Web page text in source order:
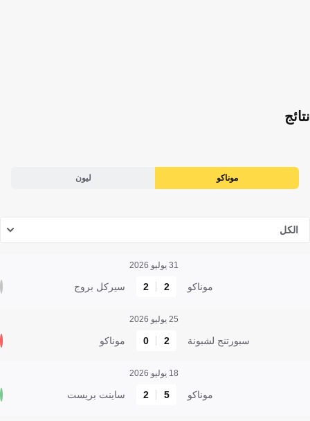
نتائج
موناكو ليون
الكل
31 يوليو 2026
موناكو 2
2 سيركل بروج
25 يوليو 2026
سبورتنج لشبونة 2
0 موناكو
18 يوليو 2026
موناكو 5
2 ساينت بريست